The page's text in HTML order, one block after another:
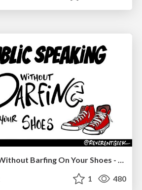
Public Speaking Without Barfing On Your Shoes - THAT 2023
1 480